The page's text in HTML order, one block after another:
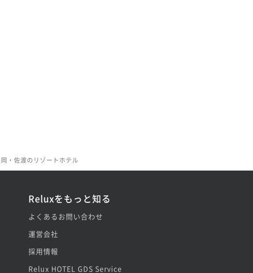
・佐渡のリゾートホテル
Reluxをもっと知る
よくあるお問い合わせ
運営会社
採用情報
Relux HOTEL GDS Service